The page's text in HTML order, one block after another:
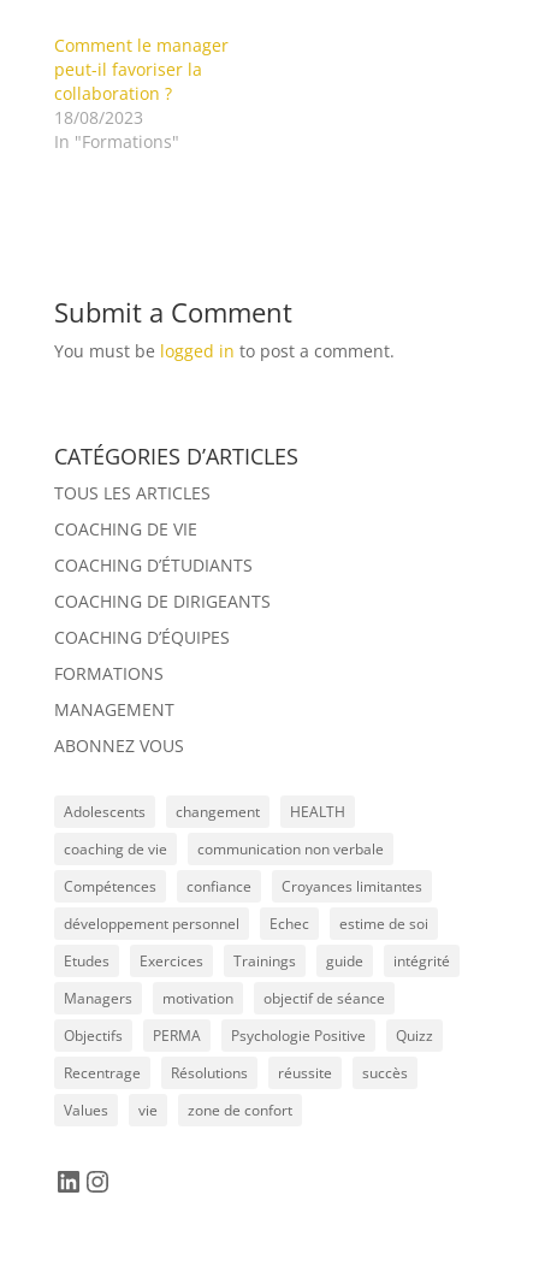
Comment le manager
peut-il favoriser la
collaboration ?
18/08/2023
In "Formations"
Submit a Comment
You must be logged in to post a comment.
CATÉGORIES D’ARTICLES
TOUS LES ARTICLES
COACHING DE VIE
COACHING D’ÉTUDIANTS
COACHING DE DIRIGEANTS
COACHING D’ÉQUIPES
FORMATIONS
MANAGEMENT
ABONNEZ VOUS
Adolescents changement
HEALTH
coaching de vie
communication non verbale
Compétences
confiance
Croyances limitantes
développement personnel
Echec
estime de soi
Etudes
Exercices Trainings guide
intégrité
Managers
motivation
objectif de séance
Objectifs
PERMA Psychologie Positive
Quizz
Recentrage
Résolutions réussite
succès
Values
vie zone de confort
LinkedIn
Instagram